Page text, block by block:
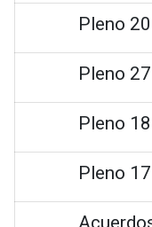
Pleno
Pleno
Pleno
Pleno